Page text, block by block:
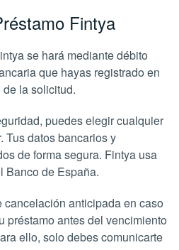
Fintya
se hará mediante débito
que hayas registrado en
la solicitud.
puedes elegir cualquier
Tus datos bancarios y
de forma segura. Fintya usa
Banco de España.
anticipada en caso
préstamo antes del vencimiento
ello, solo debes comunicarte